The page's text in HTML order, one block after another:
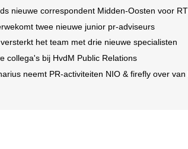
nieuwe correspondent Midden-Oosten voor
twee nieuwe junior pr-adviseurs
het team met drie nieuwe specialisten
collega's bij HvdM Public Relations
neemt PR-activiteiten NIO & firefly over